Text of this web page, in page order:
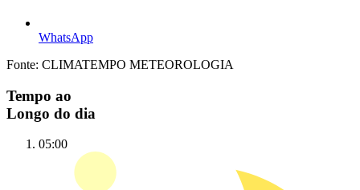
WhatsApp
Fonte: CLIMATEMPO METEOROLOGIA
Tempo ao
Longo do dia
05:00